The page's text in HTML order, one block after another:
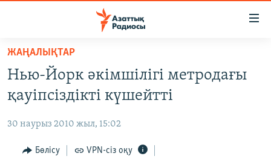
Skip
main
content
to
Navigation
ЖАҢАЛЫҚТАР
AZATTYQTV
ҚАҢТАР ОҚИҒАСЫ
АДАМ ҚҰҚЫҚТАРЫ
ЖАҢАЛЫҚТАР
Нью-Йорк әкімшілігі метродағы
қауіпсіздікті күшейтті
30 наурыз 2010 жыл, 15:02
Бөлісу VPN-сіз оқу